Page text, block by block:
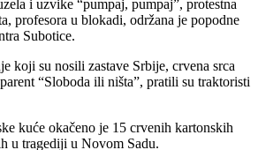
i uzvike “pumpaj, pumpaj”, protestna
profesora u blokadi, održana je popodne
Subotice.
koji su nosili zastave Srbije, crvena srca
“Sloboda ili ništa”, pratili su traktoristi
kuće okačeno je 15 crvenih kartonskih
u tragediji u Novom Sadu.